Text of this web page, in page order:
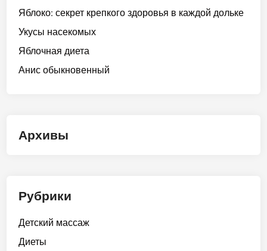
Яблоко: секрет крепкого здоровья в каждой дольке
Укусы насекомых
Яблочная диета
Анис обыкновенный
Архивы
Рубрики
Детский массаж
Диеты